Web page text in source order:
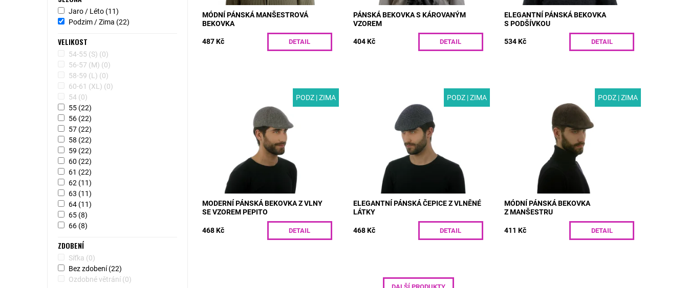
MÓDNÍ PÁNSKÁ MANŠESTROVÁ
BEKOVKA
487 Kč DETAIL
PÁNSKÁ BEKOVKA S KÁROVANÝM
VZOREM
404 Kč DETAIL
ELEGANTNÍ PÁNSKÁ BEKOVKA
S PODŠÍVKOU
534 Kč DETAIL
PODZ | ZIMA
MODEL: T43 | Moderní pánská bekovka z
vlny se vzorem pepito. Díky stylovému
vzhledu a skvělé hřejivosti si jistě najde
cestu do vašeho zimního...
Skladem
T43/55
MODERNÍ PÁNSKÁ BEKOVKA Z VLNY
SE VZOREM PEPITO
468 Kč DETAIL
PODZ | ZIMA
MODEL: T42 | Elegantní pánská čepice
z vlněné látky s tmavě modrým kárem.
Vevnitř má bekovka polyesterovou
podšívku, díky které vás kvalitně...
Skladem
T42/55
ELEGANTNÍ PÁNSKÁ ČEPICE Z VLNĚNÉ
LÁTKY
468 Kč DETAIL
PODZ | ZIMA
MODEL: M06 | Módní pánská bekovka
z manšestru s polyesterovou podšívkou.
Nestárnoucí klasika, která skvěle doplní
vás podzimní šatník.Nevíte jakou...
Skladem
M06/55
MÓDNÍ PÁNSKÁ BEKOVKA
Z MANŠESTRU
411 Kč DETAIL
Jaro / Léto (11)
Podzim / Zima (22)
VELIKOST
54-55 (S) (0)
56-57 (M) (0)
58-59 (L) (0)
60-61 (XL) (0)
54 (0)
55 (22)
56 (22)
57 (22)
58 (22)
59 (22)
60 (22)
61 (22)
62 (11)
63 (11)
64 (11)
65 (8)
66 (8)
ZDOBENÍ
Síťka (0)
Bez zdobení(22)
Ozdobné větrání (0)